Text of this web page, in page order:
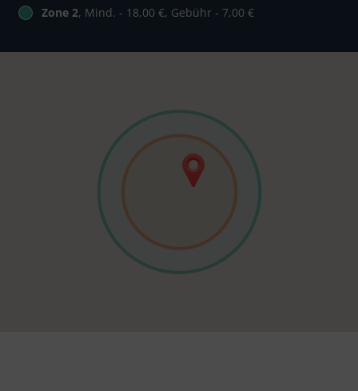
Zone 2, Mind. - 18,00 €, Gebühr - 7,00 €